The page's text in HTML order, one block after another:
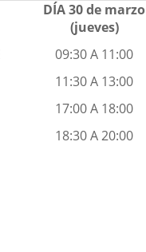
DÍA 30 de marzo
(jueves)
09:30 A 11:00
11:30 A 13:00
17:00 A 18:00
18:30 A 20:00